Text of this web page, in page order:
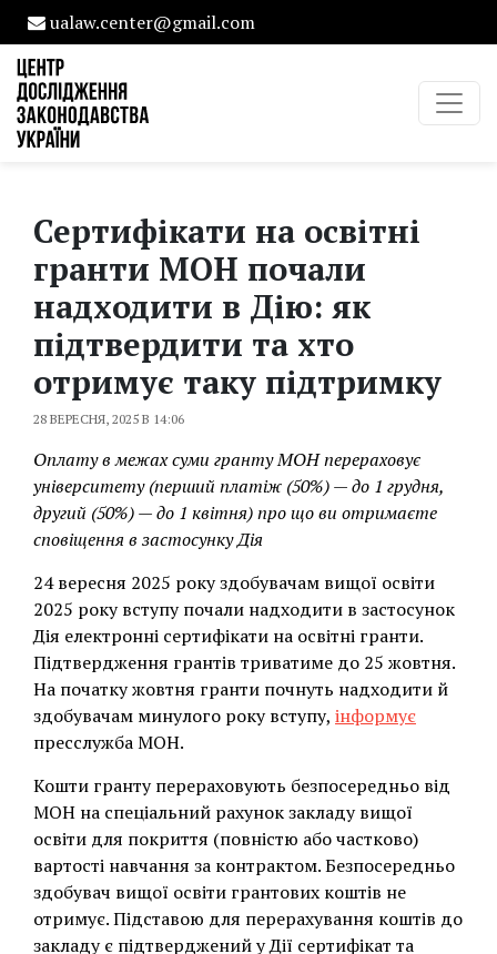
ualaw.center@gmail.com
Сертифікати на освітні
гранти МОН почали
надходити в Дію: як
підтвердити та хто
отримує таку підтримку
28 ВЕРЕСНЯ, 2025 В 14:06
Оплату в межах суми гранту МОН перераховує
університету (перший платіж (50%) — до 1 грудня,
другий (50%) — до 1 квітня) про що ви отримаєте
сповіщення в застосунку Дія
24 вересня 2025 року здобувачам вищої освіти
2025 року вступу почали надходити в застосунок
Дія електронні сертифікати на освітні гранти.
Підтвердження грантів триватиме до 25 жовтня.
На початку жовтня гранти почнуть надходити й
здобувачам минулого року вступу, інформує
пресслужба МОН.
Кошти гранту перераховують безпосередньо від
МОН на спеціальний рахунок закладу вищої
освіти для покриття (повністю або частково)
вартості навчання за контрактом. Безпосередньо
здобувач вищої освіти грантових коштів не
отримує. Підставою для перерахування коштів до
закладу є підтверджений у Дії сертифікат та